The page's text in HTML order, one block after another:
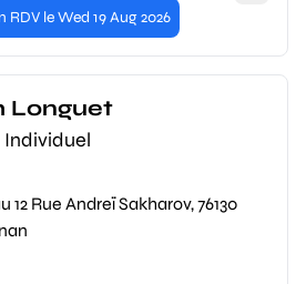
RDV le Wed 19 Aug 2026
Longuet
Individuel
Rue Andreï Sakharov, 76130